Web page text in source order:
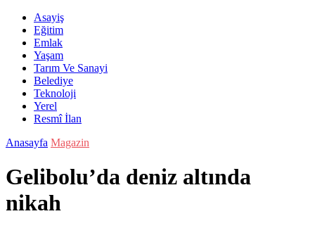
Asayiş
Eğitim
Emlak
Yaşam
Tarım Ve Sanayi
Belediye
Teknoloji
Yerel
Resmî İlan
Anasayfa Magazin
Gelibolu’da deniz altında
nikah